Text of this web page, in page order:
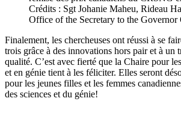
Crédits : Sgt Johanie Maheu, Rideau
Office of the Secretary to the Governor
Finalement, les chercheuses ont réussi à se
trois grâce à des innovations hors pair et à un
qualité. C’est avec fierté que la Chaire pour
et en génie tient à les féliciter. Elles seront
pour les jeunes filles et les femmes
des sciences et du génie!